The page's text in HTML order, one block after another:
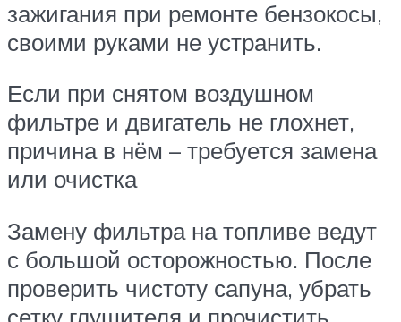
зажигания при ремонте бензокосы,
своими руками не устранить.
Если при снятом воздушном
фильтре и двигатель не глохнет,
причина в нём – требуется замена
или очистка
Замену фильтра на топливе ведут
с большой осторожностью. После
проверить чистоту сапуна, убрать